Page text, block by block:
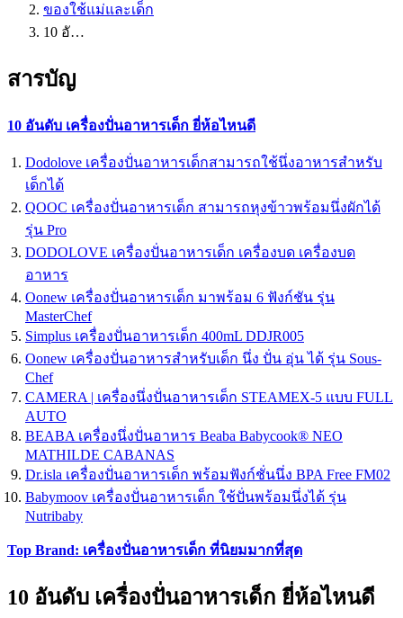
ของใช้แม่และเด็ก
10 อั…
สารบัญ
10 อันดับ เครื่องปั่นอาหารเด็ก ยี่ห้อไหนดี
Dodolove เครื่องปั่นอาหารเด็กสามารถใช้นึ่งอาหารสำหรับ
เด็กได้
QOOC เครื่องปั่นอาหารเด็ก สามารถหุงข้าวพร้อมนึ่งผักได้
รุ่น Pro
DODOLOVE เครื่องปั่นอาหารเด็ก เครื่องบด เครื่องบด
อาหาร
Oonew เครื่องปั่นอาหารเด็ก มาพร้อม 6 ฟังก์ชัน รุ่น
MasterChef
Simplus เครื่องปั่นอาหารเด็ก 400mL DDJR005
Oonew เครื่องปั่นอาหารสำหรับเด็ก นึ่ง ปั่น อุ่น ได้ รุ่น Sous-
Chef
CAMERA | เครื่องนึ่งปั่นอาหารเด็ก STEAMEX-5 แบบ FULL
AUTO
BEABA เครื่องนึ่งปั่นอาหาร Beaba Babycook® NEO
MATHILDE CABANAS
Dr.isla เครื่องปั่นอาหารเด็ก พร้อมฟังก์ชั่นนึ่ง BPA Free FM02
Babymoov เครื่องปั่นอาหารเด็ก ใช้ปั่นพร้อมนึ่งได้ รุ่น
Nutribaby
Top Brand: เครื่องปั่นอาหารเด็ก ที่นิยมมากที่สุด
10 อันดับ เครื่องปั่นอาหารเด็ก ยี่ห้อไหนดี